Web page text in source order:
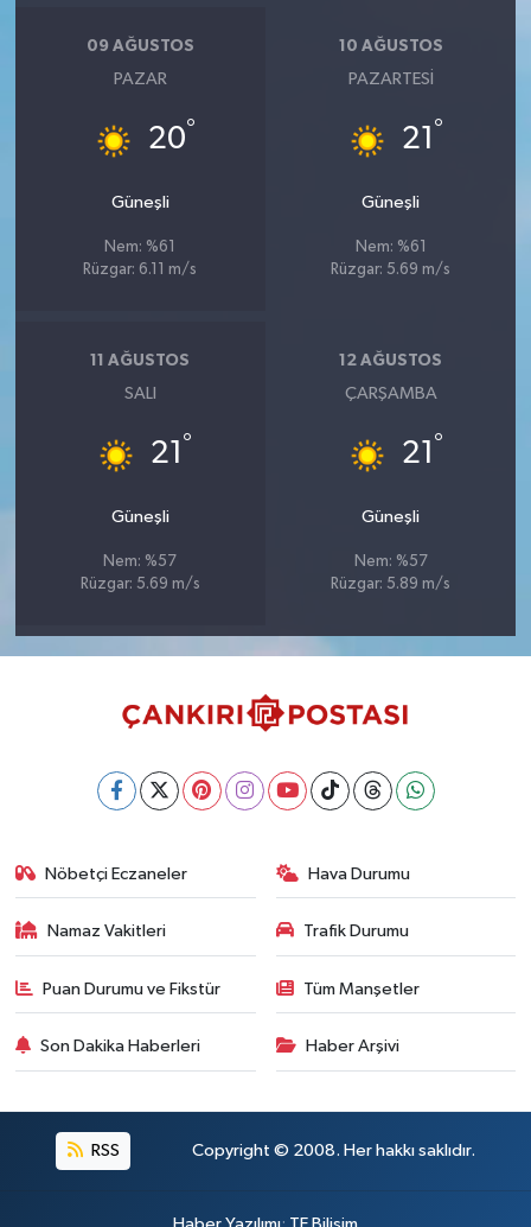
09 AĞUSTOS
PAZAR
20°
Güneşli
Nem: %61
Rüzgar: 6.11 m/s
10 AĞUSTOS
PAZARTESI
21 °
Güneşli
Nem: %61
Rüzgar: 5.69 m/s
11 AĞUSTOS
SALI
21 °
Güneşli
Nem: %57
Rüzgar: 5.69 m/s
12 AĞUSTOS
ÇARŞAMBA
21 °
Güneşli
Nem: %57
Rüzgar: 5.89 m/s
Nöbetçi Eczaneler Hava Durumu
Namaz Vakitleri Trafik Durumu
Puan Durumu ve Fikstür Tüm Manşetler
Son Dakika Haberleri Haber Arşivi
RSS Copyright © 2008. Her hakkı saklıdır.